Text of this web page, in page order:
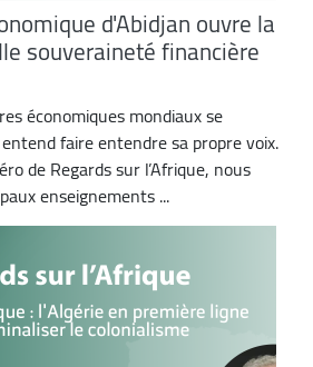
d'Abidjan ouvre la
souveraineté financière
économiques mondiaux se
faire entendre sa propre voix.
de Regards sur l’Afrique, nous
enseignements ...